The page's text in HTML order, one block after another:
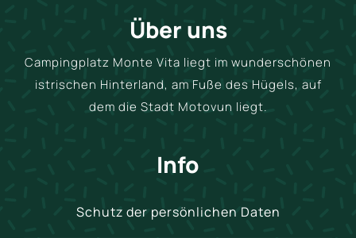
Über uns
Campingplatz Monte Vita liegt im wunderschönen
istrischen Hinterland, am Fuße des Hügels, auf
dem die Stadt Motovun liegt.
Info
Schutz der persönlichen Daten